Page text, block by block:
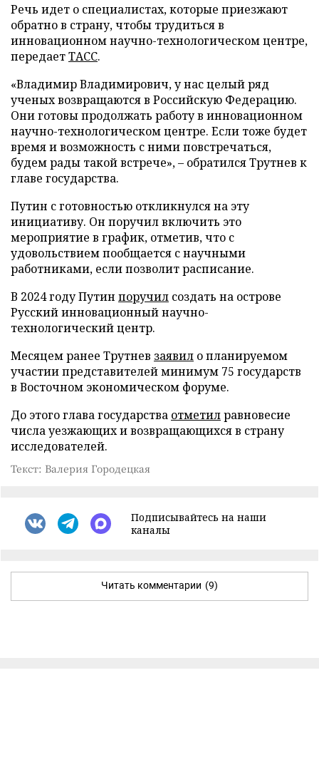
Речь идет о специалистах, которые приезжают
обратно в страну, чтобы трудиться в
инновационном научно-технологическом центре,
передаетТАСС.
«Владимир Владимирович, у нас целый ряд
ученых возвращаются в Российскую Федерацию.
Они готовы продолжать работу в инновационном
научно-технологическом центре. Если тоже будет
время и возможность с ними повстречаться,
будем рады такой встрече», – обратился Трутнев к
главе государства.
Путин с готовностью откликнулся на эту
инициативу. Он поручил включить это
мероприятие в график, отметив, что с
удовольствием пообщается с научными
работниками, если позволит расписание.
В 2024 году Путин поручил создать на острове
Русский инновационный научно-
технологический центр.
Месяцем ранее Трутнев заявил о планируемом
участии представителей минимум 75 государств
в Восточном экономическом форуме.
До этого глава государства отметилравновесие
числа уезжающих и возвращающихся в страну
исследователей.
Текст: Валерия Городецкая
Подписывайтесь на наши
каналы
Читать комментарии (9)